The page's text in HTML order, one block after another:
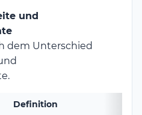
und
dem Unterschied
Definition